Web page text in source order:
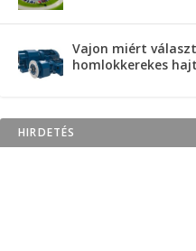
Vajon miért
homlokkerekes
HIRDETÉS